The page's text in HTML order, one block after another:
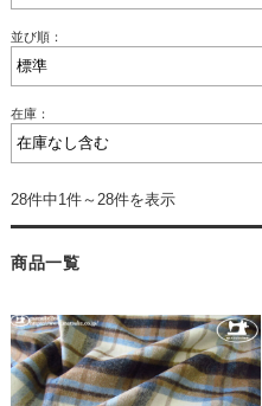
並び順：
在庫：
28件中1件～28件を表示
商品一覧